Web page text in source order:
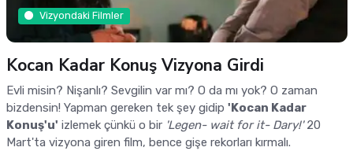
Vizyondaki Filmler
Kocan Kadar Konuş Vizyona Girdi
Evli misin? Nişanlı? Sevgilin var mı? O da mı yok? O zaman
bizdensin! Yapman gereken tek şey gidip 'Kocan Kadar
Konuş'u' izlemek çünkü o bir 'Legen- wait for it- Dary!'20
Mart'ta vizyona giren film, bence gişe rekorları kırmalı.